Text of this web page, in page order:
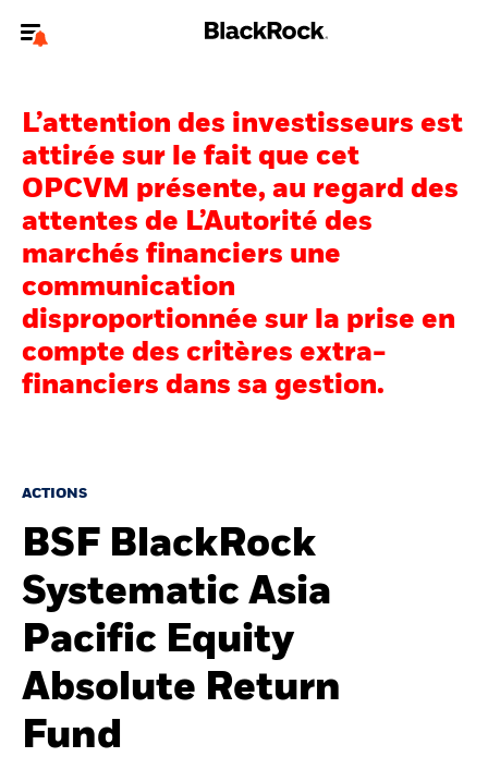
Pour accéder directement à un autre site BlackRock, veuillez mettre à
jourvotre type d'utilisateur
Nous connaître
Produits
Thèmes
Education
France
BlackRock
iShares
Aladdin
Notre société
L’attention des investisseurs est
attirée sur le fait que cet
OPCVM présente, au regard des
attentes de L’Autorité des
marchés financiers une
communication
disproportionnée sur la prise en
compte des critères extra-
financiers dans sa gestion.
ACTIONS
BSF BlackRock
Systematic Asia
Pacific Equity
Absolute Return
Fund